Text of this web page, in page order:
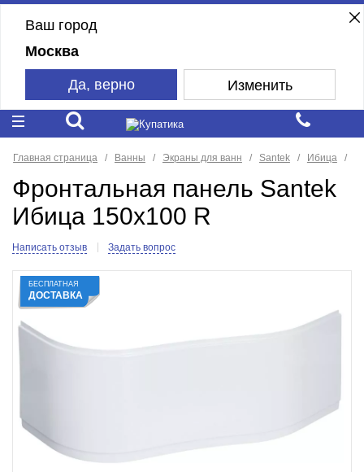
Ваш город
Москва
Да, верно Изменить
Главная страница Ванны Экраны для ванн Santek Ибица
Фронтальная панель Santek
Ибица 150x100 R
Написать отзыв Задать вопрос
БЕСПЛАТНАЯ
ДОСТАВКА